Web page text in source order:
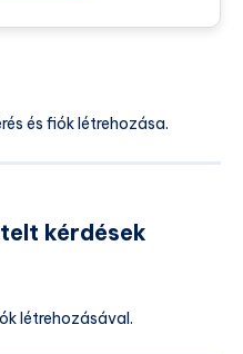
és fiók létrehozása.
kérdések
létrehozásával.